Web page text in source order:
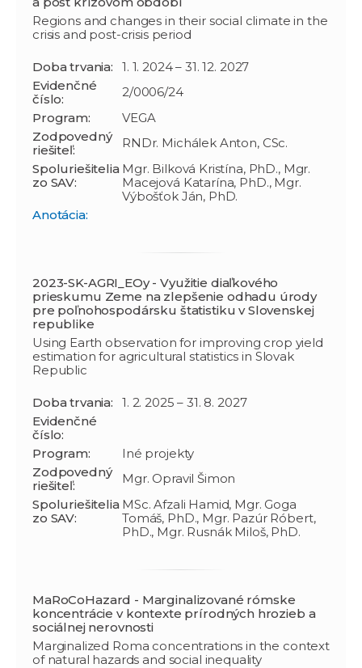
Regions and changes in their social climate in the
crisis and post-crisis period
Doba trvania:
1. 1. 2024 – 31. 12. 2027
Evidenčné
číslo:
2/0006/24
Program:
VEGA
Zodpovedný
riešiteľ:
RNDr. Michálek Anton, CSc.
Spoluriešitelia
zo SAV:
Mgr. Bilková Kristína, PhD., Mgr.
Macejová Katarína, PhD., Mgr.
Výbošťok Ján, PhD.
Anotácia:
2023-SK-AGRI_EOy - Využitie diaľkového
prieskumu Zeme na zlepšenie odhadu úrody
pre poľnohospodársku štatistiku v Slovenskej
republike
Using Earth observation for improving crop yield
estimation for agricultural statistics in Slovak
Republic
Doba trvania:
1. 2. 2025 – 31. 8. 2027
Evidenčné
číslo:
Program:
Iné projekty
Zodpovedný
riešiteľ:
Mgr. Opravil Šimon
Spoluriešitelia
zo SAV:
MSc. Afzali Hamid, Mgr. Goga
Tomáš, PhD., Mgr. Pazúr Róbert,
PhD., Mgr. Rusnák Miloš, PhD.
MaRoCoHazard - Marginalizované rómske
koncentrácie v kontexte prírodných hrozieb a
sociálnej nerovnosti
Marginalized Roma concentrations in the context
of natural hazards and social inequality